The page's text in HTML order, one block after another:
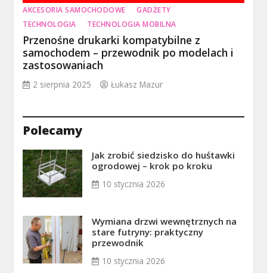
AKCESORIA SAMOCHODOWE
GADŻETY
TECHNOLOGIA
TECHNOLOGIA MOBILNA
Przenośne drukarki kompatybilne z
samochodem – przewodnik po modelach i
zastosowaniach
2 sierpnia 2025 Łukasz Mazur
Polecamy
Jak zrobić siedzisko do huśtawki
ogrodowej – krok po kroku
10 stycznia 2026
Wymiana drzwi wewnętrznych na
stare futryny: praktyczny
przewodnik
10 stycznia 2026